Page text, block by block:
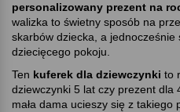
personalizowany prezent na
walizka to świetny sposób na
skarbów dziecka, a
dziecięcego pokoju.
Ten kuferek dla dziewczynki to
dziewczynki 5 lat czy prezent dla
mała dama ucieszy się z